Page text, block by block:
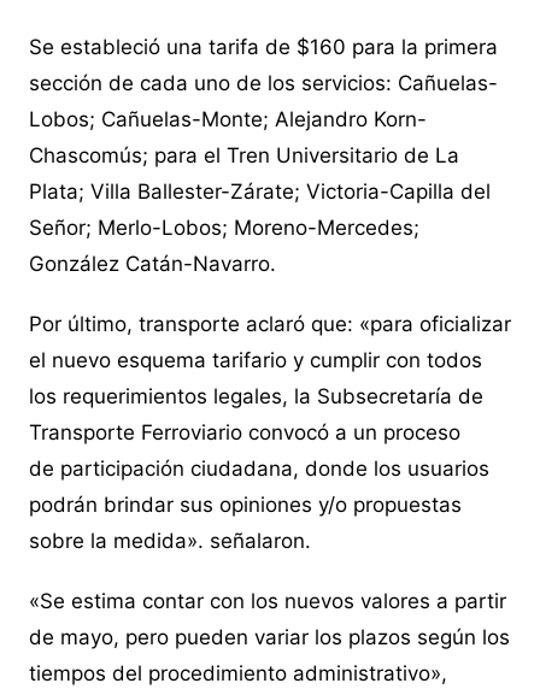
Se estableció una tarifa de $160 para la primera
sección de cada uno de los servicios: Cañuelas-
Lobos; Cañuelas-Monte; Alejandro Korn-
Chascomús; para el Tren Universitario de La
Plata; Villa Ballester-Zárate; Victoria-Capilla del
Señor; Merlo-Lobos; Moreno-Mercedes;
González Catán-Navarro.
Por último, transporte aclaró que: «para oficializar
el nuevo esquema tarifario y cumplir con todos
los requerimientos legales, la Subsecretaría de
Transporte Ferroviario convocó a un proceso
de participación ciudadana, donde los usuarios
podrán brindar sus opiniones y/o propuestas
sobre la medida». señalaron.
«Se estima contar con los nuevos valores a partir
de mayo, pero pueden variar los plazos según los
tiempos del procedimiento administrativo»,